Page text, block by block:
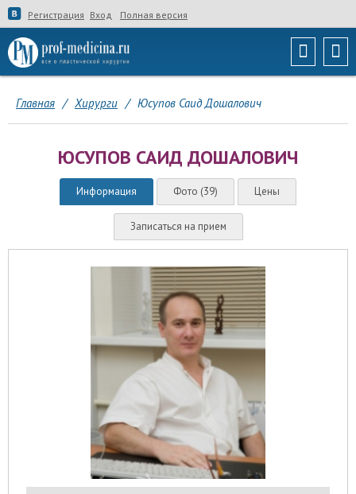
Регистрация Вход Полная версия
Главная / Хирурги / Юсупов Саид Дошалович
ЮСУПОВ САИД ДОШАЛОВИЧ
Информация Фото (39) Цены
Записаться на прием